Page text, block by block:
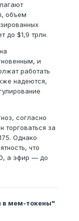
объем
до $1,9 трлн.
и
работать
надеются,
согласно
торговаться за
Однако
что
а эфир — до
в мем-токены"